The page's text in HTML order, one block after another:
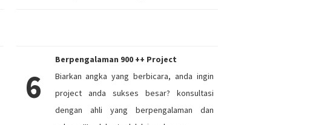
6
Berpengalaman 900 ++ Project
Biarkan angka yang berbicara, anda ingin
project anda sukses besar? konsultasi
dengan ahli yang berpengalaman dan